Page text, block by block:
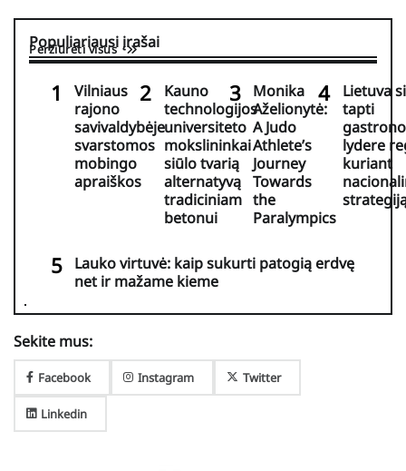
Populiariausi įrašai
Peržiūrėti visus
Vilniaus
rajono
savivaldybėje
svarstomos
mobingo
apraiškos
Kauno
technologijos
universiteto
mokslininkai
siūlo tvarią
alternatyvą
tradiciniam
betonui
Monika
Aželionytė:
A Judo
Athlete’s
Journey
Towards
the
Paralympics
Lietuva
tapti
lydere
kuriant
Lauko virtuvė: kaip sukurti patogią erdvę
net ir mažame kieme
Sekite mus:
Facebook Instagram Twitter
Linkedin